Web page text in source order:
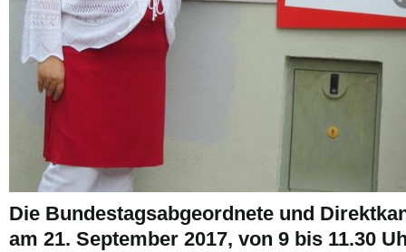
Die Bundestagsabgeordnete und
am 21. September 2017, von 9 bis 11.30